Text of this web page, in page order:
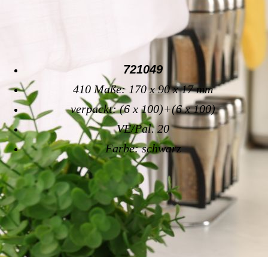
721049
410 Maße: 170 x 90 x 17 mm
verpackt: (6 x 100)+(6 x 100)
VE/Pal. 20
Farbe: schwarz